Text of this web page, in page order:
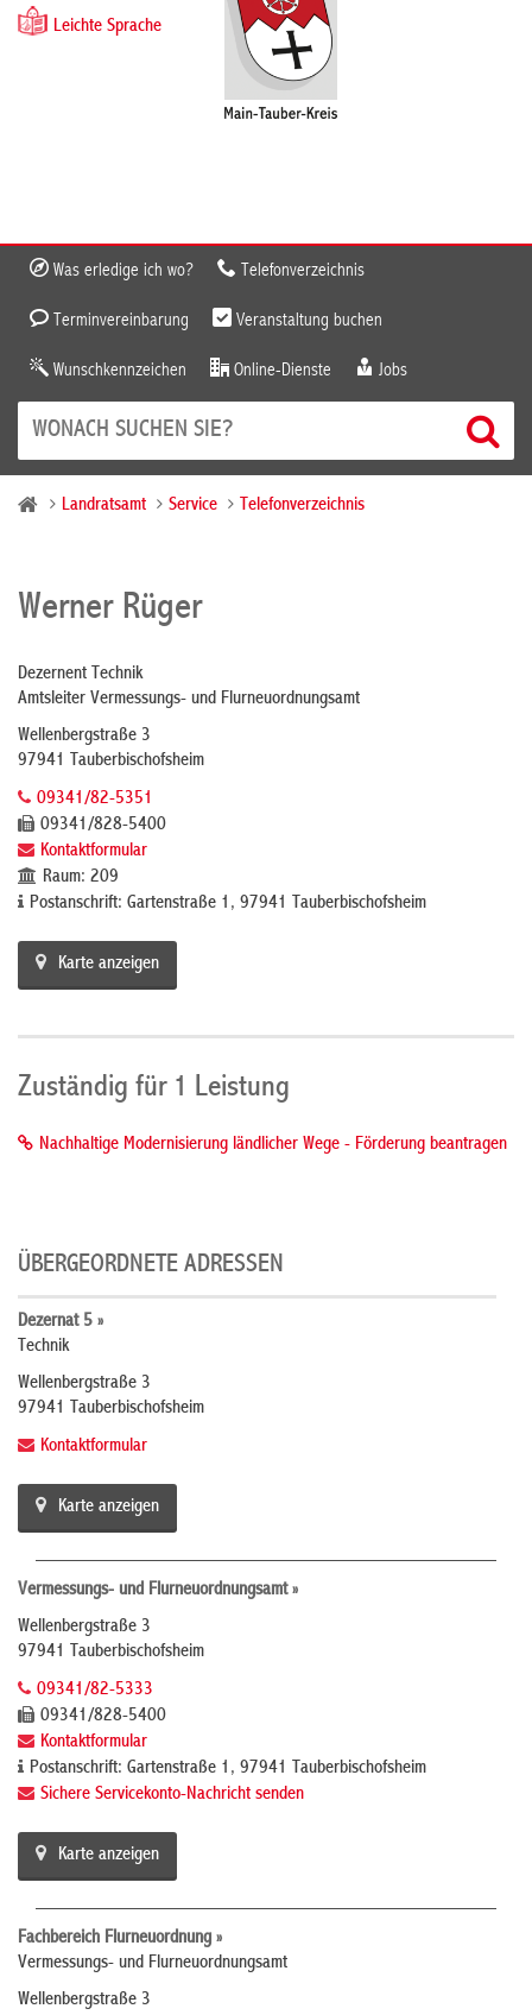
Leichte Sprache
Was erledige ich wo? Telefonverzeichnis
Terminvereinbarung Veranstaltung buchen
Wunschkennzeichen Online-Dienste Jobs
Landratsamt Service Telefonverzeichnis
Werner Rüger
Dezernent Technik
Amtsleiter Vermessungs- und Flurneuordnungsamt
Wellenbergstraße 3
97941 Tauberbischofsheim
09341/82-5351
09341/828-5400
Kontaktformular
Raum: 209
Postanschrift: Gartenstraße 1, 97941 Tauberbischofsheim
Karte anzeigen
Zuständig für 1 Leistung
Nachhaltige Modernisierung ländlicher Wege - Förderung beantragen
ÜBERGEORDNETE ADRESSEN
Dezernat 5 »
Technik
Wellenbergstraße 3
97941 Tauberbischofsheim
Kontaktformular
Karte anzeigen
Vermessungs- und Flurneuordnungsamt »
Wellenbergstraße 3
97941 Tauberbischofsheim
09341/82-5333
09341/828-5400
Kontaktformular
Postanschrift: Gartenstraße 1, 97941 Tauberbischofsheim
Sichere Servicekonto-Nachricht senden
Karte anzeigen
Fachbereich Flurneuordnung »
Vermessungs- und Flurneuordnungsamt
Wellenbergstraße 3